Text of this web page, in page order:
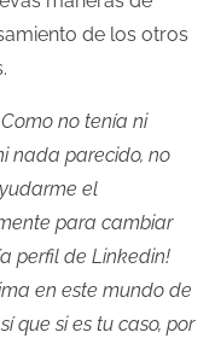
de los otros
no tenía ni
nada parecido, no
el
para cambiar
perfil de Linkedin!
en este mundo de
que si es tu caso, por